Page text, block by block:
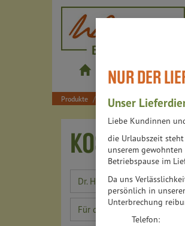
wedde.bio
LieferdienstProdukte
Produkte Kosmetik & Pflege
NUR DER
Unser
Liebe Kundinnen
die Urlaubszeit
unserem
Betriebspause im
Da uns
persönlich in
Unterbrechung
Telefon:
KOSMETIK
Dr. Hauschka
Für das Gesicht